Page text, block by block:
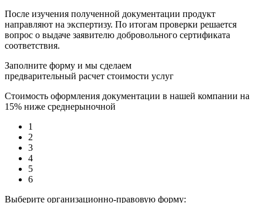
После изучения полученной документации продукт
направляют на экспертизу. По итогам проверки решается
вопрос о выдаче заявителю добровольного сертификата
соответствия.
Заполните форму и мы сделаем
предварительный расчет стоимости услуг
Стоимость оформления документации в нашей компании на
15% ниже среднерыночной
1
2
3
4
5
6
Выберите организационно-правовую форму: